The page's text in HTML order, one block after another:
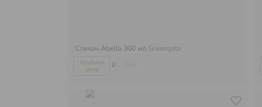
₽ -35%
Стакан Abella 300 мл Greengate